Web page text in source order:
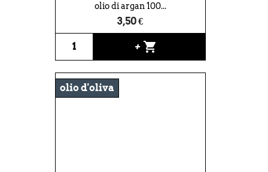
olio di argan 100...
3,50 €
+ shopping_cart
olio d'oliva